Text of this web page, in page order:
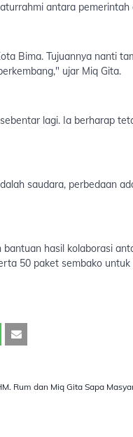
antara pemerintah
Bima. Tujuannya nanti
ujar Miq Gita.
lagi. Ia berharap
saudara, perbedaan
hasil kolaborasi
50 paket sembako untuk
Rum dan Miq Gita Sapa